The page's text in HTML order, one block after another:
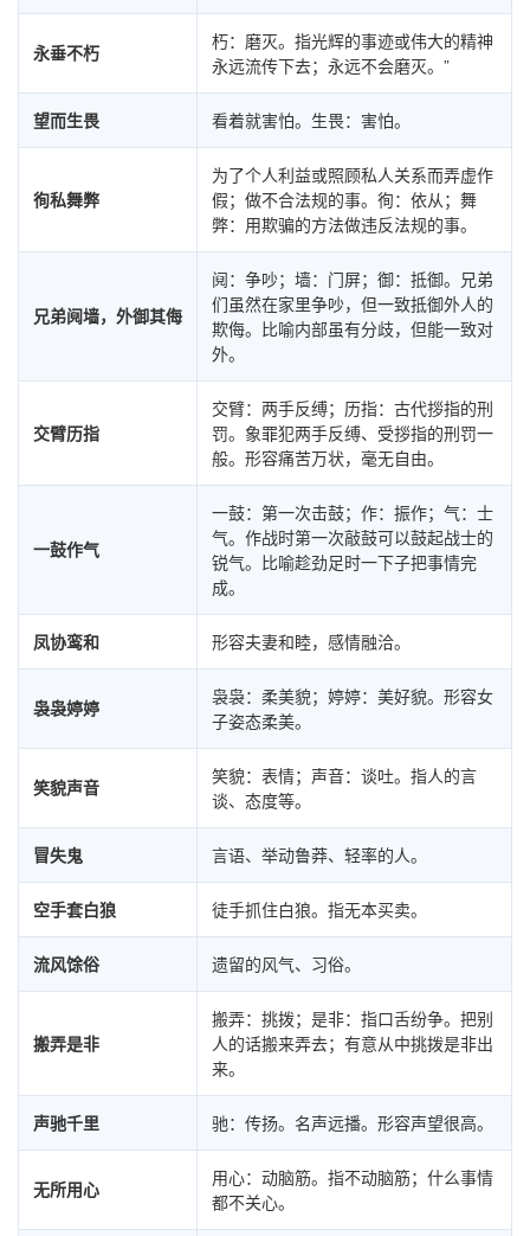
永垂不朽
朽：磨灭。指光辉的事迹或伟大的精神
永远流传下去；永远不会磨灭。”
望而生畏 看着就害怕。生畏：害怕。
徇私舞弊
为了个人利益或照顾私人关系而弄虚作
假；做不合法规的事。徇：依从；舞
弊：用欺骗的方法做违反法规的事。
兄弟阋墙，外御其侮
阋：争吵；墙：门屏；御：抵御。兄弟
们虽然在家里争吵，但一致抵御外人的
欺侮。比喻内部虽有分歧，但能一致对
外。
交臂历指
交臂：两手反缚；历指：古代拶指的刑
罚。象罪犯两手反缚、受拶指的刑罚一
般。形容痛苦万状，毫无自由。
一鼓作气
一鼓：第一次击鼓；作：振作；气：士
气。作战时第一次敲鼓可以鼓起战士的
锐气。比喻趁劲足时一下子把事情完
成。
凤协鸾和 形容夫妻和睦，感情融洽。
袅袅婷婷
袅袅：柔美貌；婷婷：美好貌。形容女
子姿态柔美。
笑貌声音
笑貌：表情；声音：谈吐。指人的言
谈、态度等。
冒失鬼 言语、举动鲁莽、轻率的人。
空手套白狼 徒手抓住白狼。指无本买卖。
流风馀俗 遗留的风气、习俗。
搬弄是非
搬弄：挑拨；是非：指口舌纷争。把别
人的话搬来弄去；有意从中挑拨是非出
来。
声驰千里 驰：传扬。名声远播。形容声望很高。
无所用心
用心：动脑筋。指不动脑筋；什么事情
都不关心。